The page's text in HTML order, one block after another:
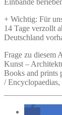
+ Wichtig: Für
14 Tage verzollt
Deutschland
Frage zu diesem
Kunst –
Books and prints
/